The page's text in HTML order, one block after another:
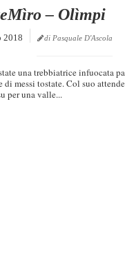
– Olìmpi
2018 di Pasquale D'Ascola
una trebbiatrice infuocata
di messi tostate. Col suo
per una valle...